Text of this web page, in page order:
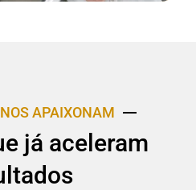
APAIXONAM
já aceleram